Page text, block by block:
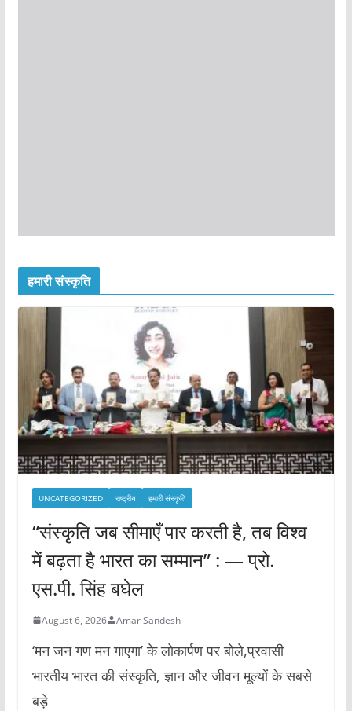
हमारी संस्कृति
UNCATEGORIZED राष्ट्रीय हमारी संस्कृति
“संस्कृति जब सीमाएँ पार करती है, तब विश्व
में बढ़ता है भारत का सम्मान” : — प्रो.
एस.पी. सिंह बघेल
August 6, 2026 Amar Sandesh
‘मन जन गण मन गाएगा’ के लोकार्पण पर बोले,प्रवासी
भारतीय भारत की संस्कृति, ज्ञान और जीवन मूल्यों के सबसे
बड़े